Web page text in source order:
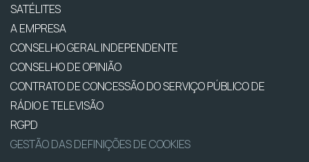
SATÉLITES
A EMPRESA
CONSELHO GERAL INDEPENDENTE
CONSELHO DE OPINIÃO
CONTRATO DE CONCESSÃO DO SERVIÇO PÚBLICO DE
RÁDIO E TELEVISÃO
RGPD
GESTÃO DAS DEFINIÇÕES DE COOKIES